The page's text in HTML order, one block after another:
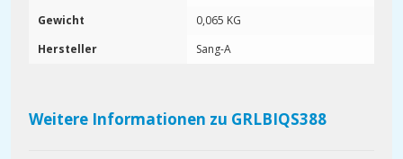
Gewicht
0,065 KG
Hersteller
Sang-A
Weitere Informationen zu GRLBIQS388